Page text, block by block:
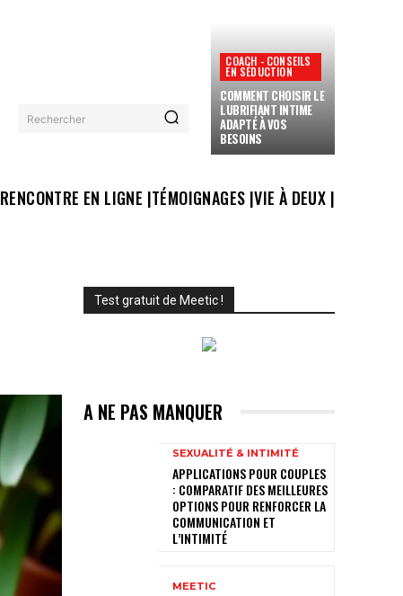
Rechercher
COACH - CONSEILS
EN SÉDUCTION
COMMENT CHOISIR LE
LUBRIFIANT INTIME
ADAPTÉ À VOS
BESOINS
RENCONTRE EN LIGNE |TÉMOIGNAGES |VIE À DEUX |
Test gratuit de Meetic !
A NE PAS MANQUER
SEXUALITÉ & INTIMITÉ
APPLICATIONS POUR COUPLES
: COMPARATIF DES MEILLEURES
OPTIONS POUR RENFORCER LA
COMMUNICATION ET
L’INTIMITÉ
MEETIC